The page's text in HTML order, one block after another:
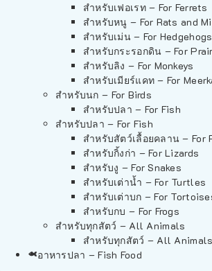
สำหรับเฟอเรท – For Ferrets
สำหรับหนู – For Rats and
สำหรับเม่น – For Hedgehogs
สำหรับกระรอกดิน – For
สำหรับลิง – For Monkeys
สำหรับเมียร์แคท – For
สำหรับนก – For Birds
สำหรับปลา – For Fish
สำหรับปลา – For Fish
สำหรับสัตว์เลื้อยคลาน – For
สำหรับกิ้งก่า – For Lizards
สำหรับงู – For Snakes
สำหรับเต่าน้ำ – For Turtles
สำหรับเต่าบก – For
สำหรับกบ – For Frogs
สำหรับทุกสัตว์ – All Animals
สำหรับทุกสัตว์ – All Animals
อาหารปลา – Fish Food